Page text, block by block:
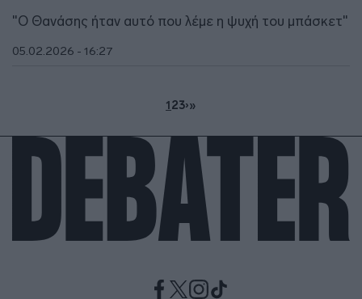
"Ο Θανάσης ήταν αυτό που λέμε η ψυχή του μπάσκετ"
05.02.2026 - 16:27
123›»